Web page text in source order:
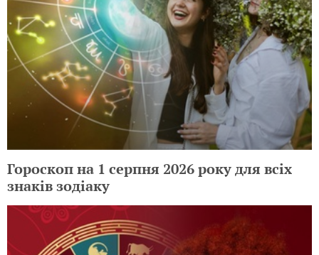
Гороскоп на 1 серпня 2026 року для всіх
знаків зодіаку